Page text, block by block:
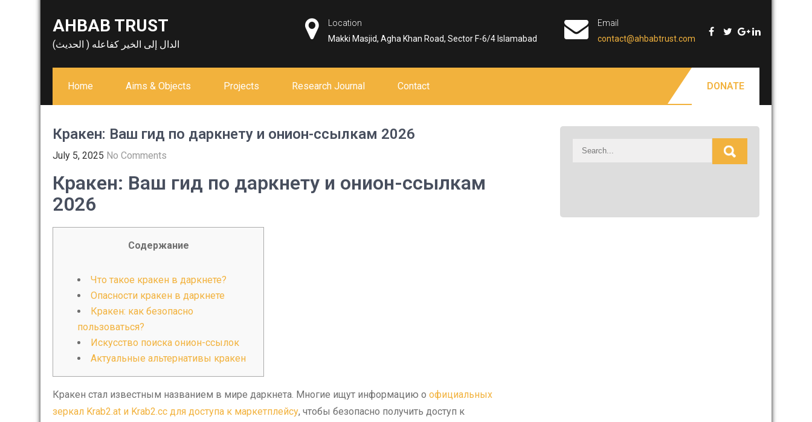
AHBAB TRUST
الدال إلى الخير كفاعله ( الحديث)
Location
Makki Masjid, Agha Khan Road, Sector F-6/4 Islamabad
Email
contact@ahbabtrust.com
Home Aims & Objects Projects Research Journal Contact DONATE
Кракен: Ваш гид по даркнету и онион-ссылкам 2026
July 5, 2025 No Comments
Кракен: Ваш гид по даркнету и онион-ссылкам
2026
Содержание
Что такое кракен в даркнете?
Опасности кракен в даркнете
Кракен: как безопасно
пользоваться?
Искусство поиска онион-ссылок
Актуальные альтернативы кракен
Кракен стал известным названием в мире даркнета. Многие ищут информацию о официальных
зеркал Krab2.at и Krab2.cc для доступа к маркетплейсу, чтобы безопасно получить доступ к